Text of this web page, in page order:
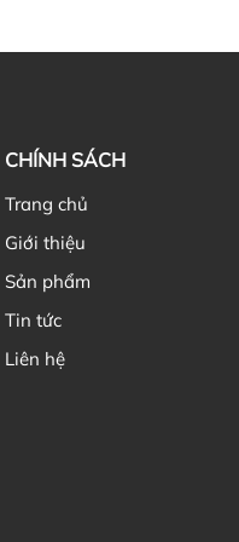
CHÍNH SÁCH
Trang chủ
Giới thiệu
Sản phẩm
Tin tức
Liên hệ